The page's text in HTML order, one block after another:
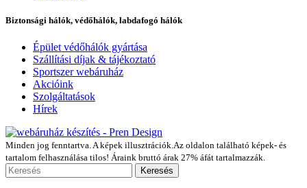
Biztonsági hálók, védőhálók, labdafogó hálók
Épület védőhálók gyártása
Szállítási díjak & tájékoztató
Sportszer webáruház
Akcióink
Szolgáltatások
Hírek
Minden jog fenntartva. A képek illusztrációk.Az oldalon található képek- és
tartalom felhasználása tilos! Áraink bruttó árak 27% áfát tartalmazzák.
Keresés